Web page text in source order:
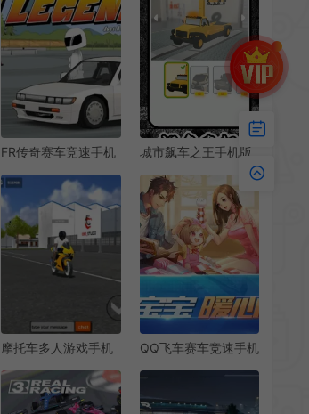
FR传奇赛车竞速手机
[v0.3.5]
城市飙车之王手机版
摩托车多人游戏手机
QQ飞车赛车竞速手机